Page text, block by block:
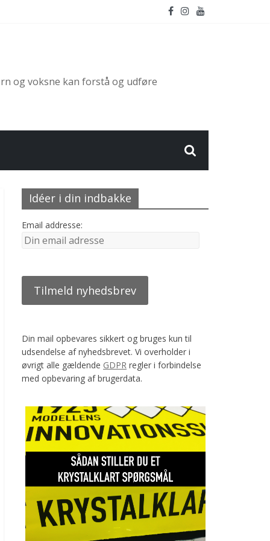
og voksne kan forstå og udføre
Idéer i din indbakke
Email addresse:
Din mail opbevares sikkert og bruges kun til
udsendelse af nyhedsbrevet. Vi overholder i
øvrigt alle gældende GDPR regler i forbindelse
med opbevaring af brugerdata.